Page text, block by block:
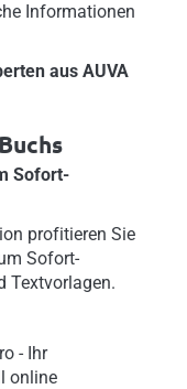
Informationen
aus AUVA
Sofort-
profitieren Sie
Sofort-
Textvorlagen.
- Ihr
online